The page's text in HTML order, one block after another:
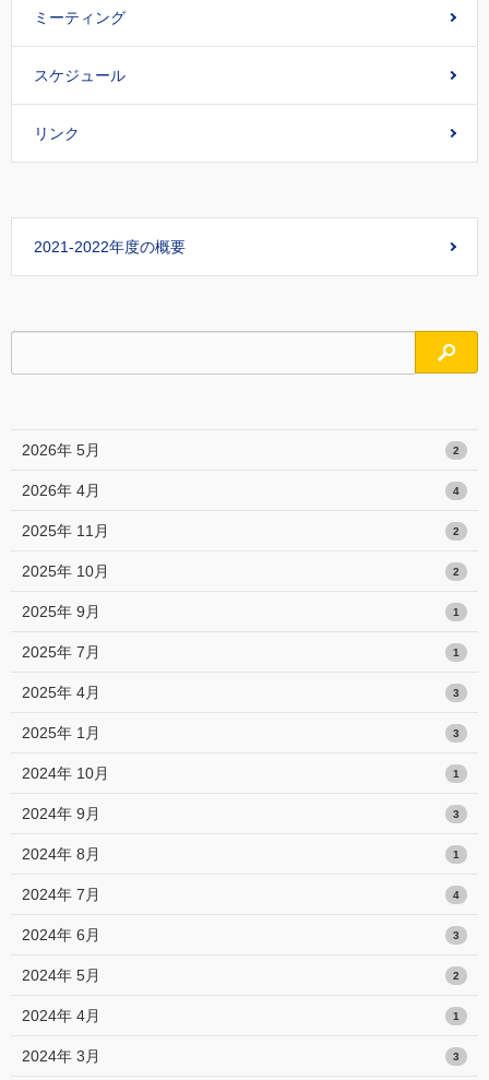
ミーティング
スケジュール
リンク
2021-2022年度の概要
検索
2026年 5月 2
2026年 4月 4
2025年 11月 2
2025年 10月 2
2025年 9月 1
2025年 7月 1
2025年 4月 3
2025年 1月 3
2024年 10月 1
2024年 9月 3
2024年 8月 1
2024年 7月 4
2024年 6月 3
2024年 5月 2
2024年 4月 1
2024年 3月 3